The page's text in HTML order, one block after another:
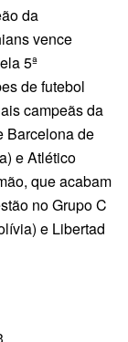
da
vence
5ª
de futebol
campeãs da
Barcelona de
e Atlético
que acabam
no Grupo C
e Libertad